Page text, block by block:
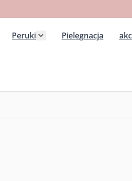
Peruki
Pielegnacja